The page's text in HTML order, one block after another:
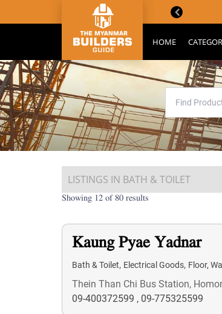
HOME
LISTINGS IN BATH & TOILET
Showing 12 of 80 results
Kaung Pyae Yadnar
Bath & Toilet, Electrical Goods, Floor, Wall
Thein Than Chi Bus Station,
09-400372599 , 09-775325599